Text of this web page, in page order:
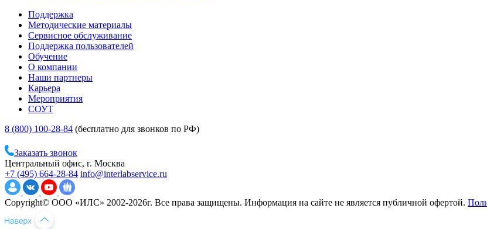
Поддержка
Методические материалы
Сервисное обслуживание
Поддержка пользователей
Обучение
О компании
Наши партнеры
Карьера
Мероприятия
СОУТ
8 (800) 100-28-84 (бесплатно для звонков по РФ)
Заказать звонок
Центральный офис, г. Москва
+7 (495) 664-28-84 info@interlabservice.ru
Copyright© ООО «ИЛС» 2002-2026г. Все права защищены. Информация на сайте не является публичной офертой.